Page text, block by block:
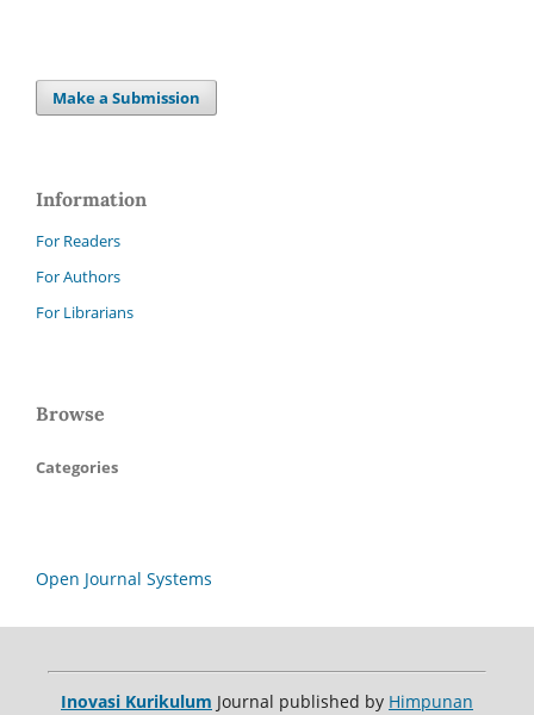
Make a Submission
Information
For Readers
For Authors
For Librarians
Browse
Categories
Open Journal Systems
Inovasi Kurikulum Journal published by Himpunan